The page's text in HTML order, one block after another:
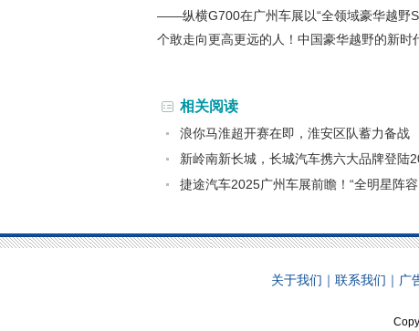
——纵横G700在广州车展以“全领域豪华越野
个敢走向更高更远的人！中国豪华越野的新时
相关阅读
浪你马淮超开赛在即，淮安区队蓄力备战
新岭南新长城，长城汽车携六大品牌登陆
捷途汽车2025广州车展前瞻！“全明星阵容
关于我们 ｜ 联系我们 ｜ 广